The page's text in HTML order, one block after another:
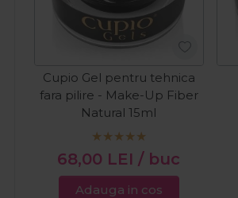
Cupio Gel pentru tehnica
fara pilire - Make-Up Fiber
Natural 15ml
68,00 LEI / buc
Adauga in cos